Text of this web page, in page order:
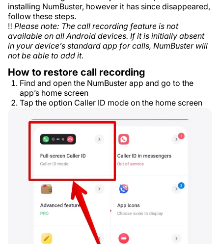
installing NumBuster, however it has since disappeared,
follow these steps.
‼️ Please note: The call recording feature is not
available on all Android devices. If it is initially absent
in your device’s standard app for calls, NumBuster will
not be able to add it.
How to restore call recording
Find and open the NumBuster app and go to the
app’s home screen
Tap the option Caller ID mode on the home screen